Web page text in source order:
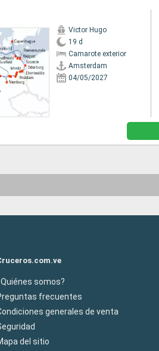
Victor Hugo
19 d
Camarote exterior
Amsterdam
04/05/2027
somos?
frecuentes
generales de venta
del sitio